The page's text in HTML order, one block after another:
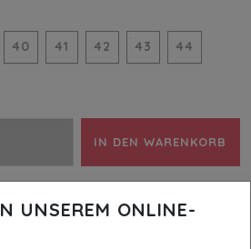
40 41 42 43 44
IN DEN WARENKORB
UNSEREM ONLINE-